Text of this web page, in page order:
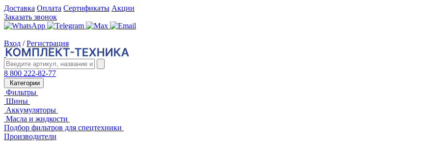
Доставка Оплата Сертификаты Акции
Заказать звонок
Вход / Регистрация
8 800 222-82-77
Категории
Фильтры
Шины
Аккумуляторы
Масла и жидкости
Подбор фильтров для спецтехники
Производители